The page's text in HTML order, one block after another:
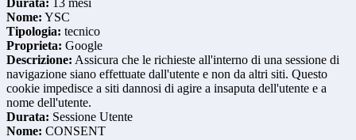
Durata: 13 mesi
Nome: YSC
Tipologia: tecnico
Proprieta: Google
Descrizione: Assicura che le richieste all'interno di una sessione di
navigazione siano effettuate dall'utente e non da altri siti. Questo
cookie impedisce a siti dannosi di agire a insaputa dell'utente e a
nome dell'utente.
Durata: Sessione Utente
Nome: CONSENT